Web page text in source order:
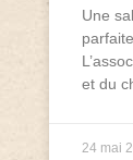
Une
et du
24 mai